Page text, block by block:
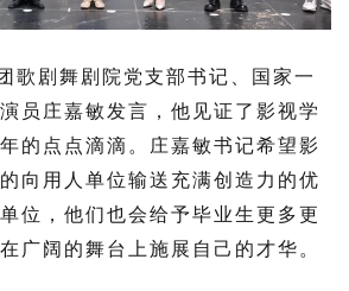
歌剧舞剧院党支部书记、国家一
员庄嘉敏发言，他见证了影视学
的点点滴滴。庄嘉敏书记希望影
向用人单位输送充满创造力的优
位，他们也会给予毕业生更多更
广阔的舞台上施展自己的才华。